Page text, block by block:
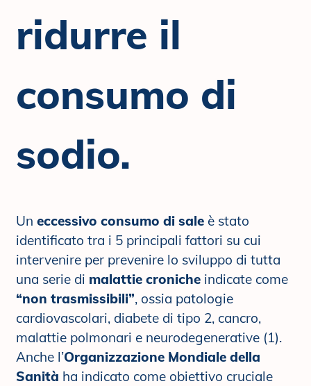
ridurre il
consumo di
sodio.
Un eccessivo consumo di saleè stato
identificato tra i 5 principali fattori su cui
intervenire per prevenire lo sviluppo di tutta
una serie di malattie croniche indicate come
“non trasmissibili”, ossia patologie
cardiovascolari, diabete di tipo 2, cancro,
malattie polmonari e neurodegenerative (1).
Anche l’Organizzazione Mondiale della
Sanità ha indicato come obiettivo cruciale